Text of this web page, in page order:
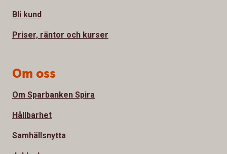
Bli kund
Priser, räntor och kurser
Om oss
Om Sparbanken Spira
Hållbarhet
Samhällsnytta